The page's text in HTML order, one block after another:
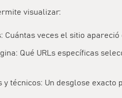
visualizar:
Cuántas veces el sitio
Qué URLs específicas
y técnicos: Un desglose exacto